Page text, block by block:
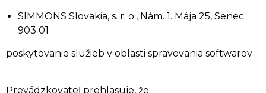
SIMMONS Slovakia, s. r. o., Nám. 1. Mája 25, Senec
903 01
poskytovanie služieb v oblasti spravovania softwarov
Prevádzkovateľ prehlasuje, že: